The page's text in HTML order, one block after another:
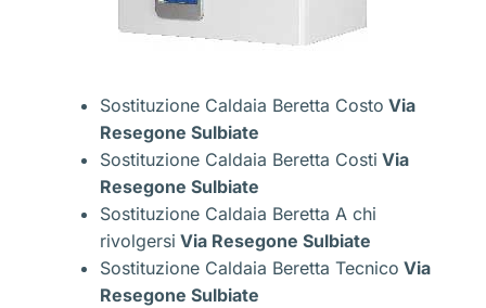
Sostituzione Caldaia Beretta Costo Via
Resegone Sulbiate
Sostituzione Caldaia Beretta Costi Via
Resegone Sulbiate
Sostituzione Caldaia Beretta A chi
rivolgersi Via Resegone Sulbiate
Sostituzione Caldaia Beretta Tecnico Via
Resegone Sulbiate